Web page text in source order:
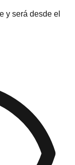
y será desde el